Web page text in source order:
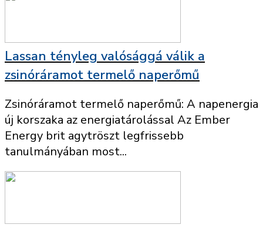
Lassan tényleg valósággá válik a
zsinóráramot termelő naperőmű
Zsinóráramot termelő naperőmű: A napenergia
új korszaka az energiatárolással Az Ember
Energy brit agytröszt legfrissebb
tanulmányában most...